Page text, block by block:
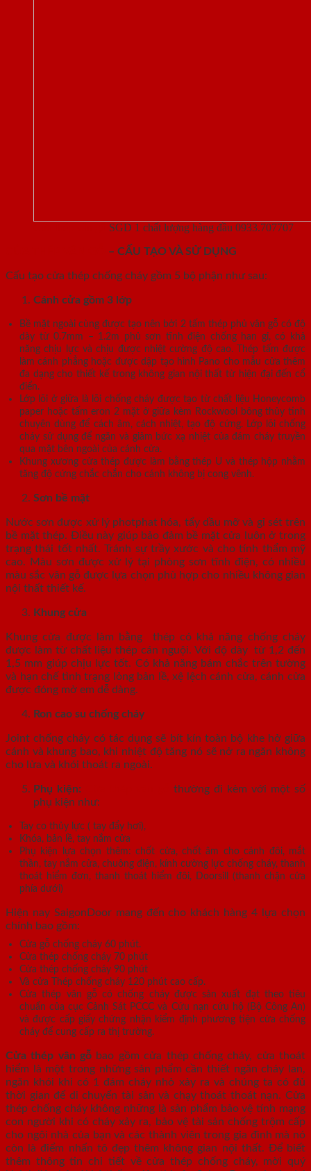
SGD 1 chất lượng hàng đầu 0933.707707
– CẤU TẠO VÀ SỬ DỤNG
Cấu tạo cửa thép chống cháy gồm 5 bộ phận như sau:
Cánh cửa gồm 3 lớp
Bề mặt ngoài cùng được tạo nên bởi 2 tấm thép phủ vân gỗ có độ
dày từ 0.7mm – 1.2m phủ sơn tĩnh điện chống han gỉ, có khả
năng chịu lực và chịu được nhiệt cường độ cao. Thép tấm được
làm cánh phẳng hoặc được dập tạo hình Pano cho mẫu cửa thêm
đa dạng cho thiết kế trong không gian nội thất từ hiện đại đến cổ
điển.
Lớp lõi ở giữa là lõi chống cháy được tạo từ chất liệu Honeycomb
paper hoặc tấm eron 2 mặt ở giữa kèm Rockwool bông thủy tinh
chuyên dùng để cách âm, cách nhiệt, tạo độ cứng. Lớp lõi chống
cháy sử dụng để ngăn và giảm bức xạ nhiệt của đám cháy truyền
qua mặt bên ngoài của cánh cửa.
Khung xương cửa thép được làm bằng thép U và thép hộp nhằm
tăng độ cứng chắc chắn cho cánh không bị cong vênh.
Sơn bề mặt
Nước sơn được xử lý photphat hóa, tẩy dầu mỡ và gỉ sét trên
bề mặt thép. Điều này giúp bảo đảm bề mặt cửa luôn ở trong
trạng thái tốt nhất. Tránh sự trầy xước và cho tính thẩm mỹ
cao. Màu sơn được xử lý tại phòng sơn tĩnh điện, có nhiều
màu sắc vân gỗ được lựa chọn phù hợp cho nhiều không gian
nội thất thiết kế.
Khung cửa
Khung cửa được làm bằng thép có khả năng chống cháy
được làm từ chất liệu thép cán nguội. Với độ dày từ 1,2 đến
1,5 mm giúp chịu lực tốt. Có khả năng bám chắc trên tường
và hạn chế tình trạng lỏng bản lề, xệ lệch cánh cửa, cánh cửa
được đóng mở em dễ dàng.
Ron cao su chống cháy
Joint chống cháy có tác dụng sẽ bít kín toàn bộ khe hở giữa
cánh và khung bao, khi nhiệt độ tăng nó sẽ nở ra ngăn không
cho lửa và khói thoát ra ngoài.
Phụ kiện:
thường đi kèm với một số
phụ kiện như:
Tay co thủy lực ( tay đẩy hơi),
Khóa, bản lề, tay nắm cửa
Phụ kiện lựa chọn thêm: chốt cửa, chốt âm cho cánh đôi, mắt
thần, tay nắm cửa, chuông điện, kính cường lực chống cháy, thanh
thoát hiểm đơn, thanh thoát hiểm đôi, Doorsill (thanh chặn cửa
phía dưới)
Hiện nay SaigonDoor mang đến cho khách hàng 4 lựa chọn
chính bao gồm:
Cửa gỗ chống cháy 60 phút.
Cửa thép chống cháy 70 phút
Cửa thép chống cháy 90 phút
Và cửa Thép chống cháy 120 phút cao cấp.
Cửa thép vân gỗ có chống cháy được sản xuất đạt theo tiêu
chuẩn của cục Cảnh Sát PCCC và Cứu nạn cứu hộ (Bộ Công An)
và được cấp giấy chứng nhận kiểm định phương tiện cửa chống
cháy để cung cấp ra thị trường.
Cửa thép vân gỗ bao gồm cửa thép chống cháy, cửa thoát
hiểm là một trong những sản phẩm cần thiết ngăn cháy lan,
ngăn khói khi có 1 đám cháy nhỏ xảy ra và chúng ta có đủ
thời gian để di chuyển tài sản và chạy thoát thoát nạn. Cửa
thép chống cháy không những là sản phẩm bảo vệ tính mạng
con người khi có cháy xảy ra, bảo vệ tài sản chống trộm cấp
cho ngôi nhà của bạn và các thành viên trong gia đình mà nó
còn là điểm nhấn tô đẹp thêm không gian nội thất. Để biết
thêm thông tin chi tiết về cửa thép chống cháy, mời quý